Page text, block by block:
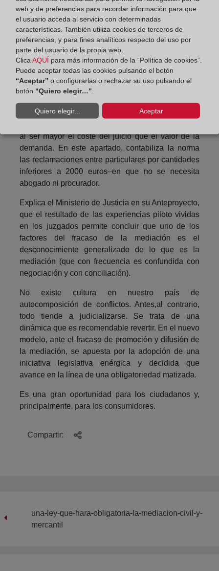
arrendamientos.
También, se hace obligatoria para asuntos en los
que la discrecionalidad del juez es elevada y por
tanto, están sujetos a un alto grado de inseguridad
en el resultado del juicio. En este capítulo destacan,
las indemnizaciones por negligencia profesional;
los contratos de obras (los vicios de la
construcción)
En un tercer capítulo, se incluyen aquellas materias
al ser mayor el coste del juicio que el valor de la
demanda. En este apartado, contabiliza la norma
las reclamaciones entre particulares por cantidades
inferiores a 2000 euros–en que no se necesita
abogado ni procurador.
Explica el Ministerio de Justicia en su Anteproyecto,
que el resultado de las experiencias piloto vividas
en los juzgados permite concluir que uno de los
factores del fracaso de la mediación es el
desconocimiento generalizado de lo que es la
mediación (que con frecuencia es confundida con
negociación y con conciliación).
No existe cultura en nuestro país de
autocomposición de conflictos. Antes,al contrario,
todo tiende a judicializarse. Se trata de una
dinámica que es recomendable revertir. En el nuevo
modelo, ante el fracaso de promoción y difusión de
la mediación, se apuesta por la adopción de una
iniciativa legislativa enérgica y decidida que
avance en la línea de una obligatoriedad matizada.
Es una gran oportunidad para los ciudadanos y,
principalmente, para los consumidores.
Compartir:
una-ley-que-hara-obligatoria-la-mediacion-civil-y-
mercantil
web y de preferencias para recordar información para que
el usuario acceda al servicio con determinadas
características. También utiliza cookies de terceros de
preferencias, y para fines analíticos respecto del uso por
parte del usuario de la propia web.
Clica AQUÍ para más información de la “Política de cookies”.
Puede aceptar todas las cookies pulsando el botón
“Aceptar” o configurarlas o rechazar su uso pulsando el
botón “Quiero elegir…”
Quiero elegir... Aceptar